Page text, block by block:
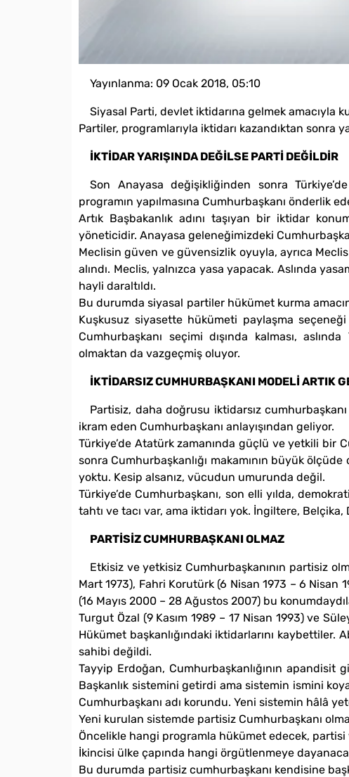
Yayınlanma: 09 Ocak 2018, 05:10
Siyasal Parti, devlet iktidarına gelmek
Partiler, programlarıyla iktidarı kazandıktan sonra
İKTİDAR YARIŞINDA DEĞİLSE PARTİ DEĞİLDİR
Son Anayasa değişikliğinden sonra
programın yapılmasına Cumhurbaşkanı önderlik
Artık Başbakanlık adını taşıyan bir iktidar
yöneticidir. Anayasa geleneğimizdeki
Meclisin güven ve güvensizlik oyuyla, ayrıca
alındı. Meclis, yalnızca yasa yapacak. Aslında
hayli daraltıldı.
Bu durumda siyasal partiler hükümet kurma
Kuşkusuz siyasette hükümeti paylaşma
Cumhurbaşkanı seçimi dışında kalması,
olmaktan da vazgeçmiş oluyor.
İKTİDARSIZ CUMHURBAŞKANI MODELİ ARTIK
Partisiz, daha doğrusu iktidarsız
ikram eden Cumhurbaşkanı anlayışından geliyor.
Türkiye’de Atatürk zamanında güçlü ve yetkili bir
sonra Cumhurbaşkanlığı makamının büyük
yoktu. Kesip alsanız, vücudun umurunda değil.
Türkiye’de Cumhurbaşkanı, son elli yılda,
tahtı ve tacı var, ama iktidarı yok. İngiltere,
PARTİSİZ CUMHURBAŞKANI OLMAZ
Etkisiz ve yetkisiz Cumhurbaşkanının partisiz
Mart 1973), Fahri Korutürk (6 Nisan 1973 – 6 Nisan
(16 Mayıs 2000 – 28 Ağustos 2007) bu
Turgut Özal (9 Kasım 1989 – 17 Nisan 1993) ve
Hükümet başkanlığındaki iktidarlarını kaybettiler.
sahibi değildi.
Tayyip Erdoğan, Cumhurbaşkanlığının apandisit
Başkanlık sistemini getirdi ama sistemin ismini
Cumhurbaşkanı adı korundu. Yeni sistemin hâlâ
Yeni kurulan sistemde partisiz Cumhurbaşkanı
Öncelikle hangi programla hükümet edecek, partisi
İkincisi ülke çapında hangi örgütlenmeye
Bu durumda partisiz cumhurbaşkanı kendisine